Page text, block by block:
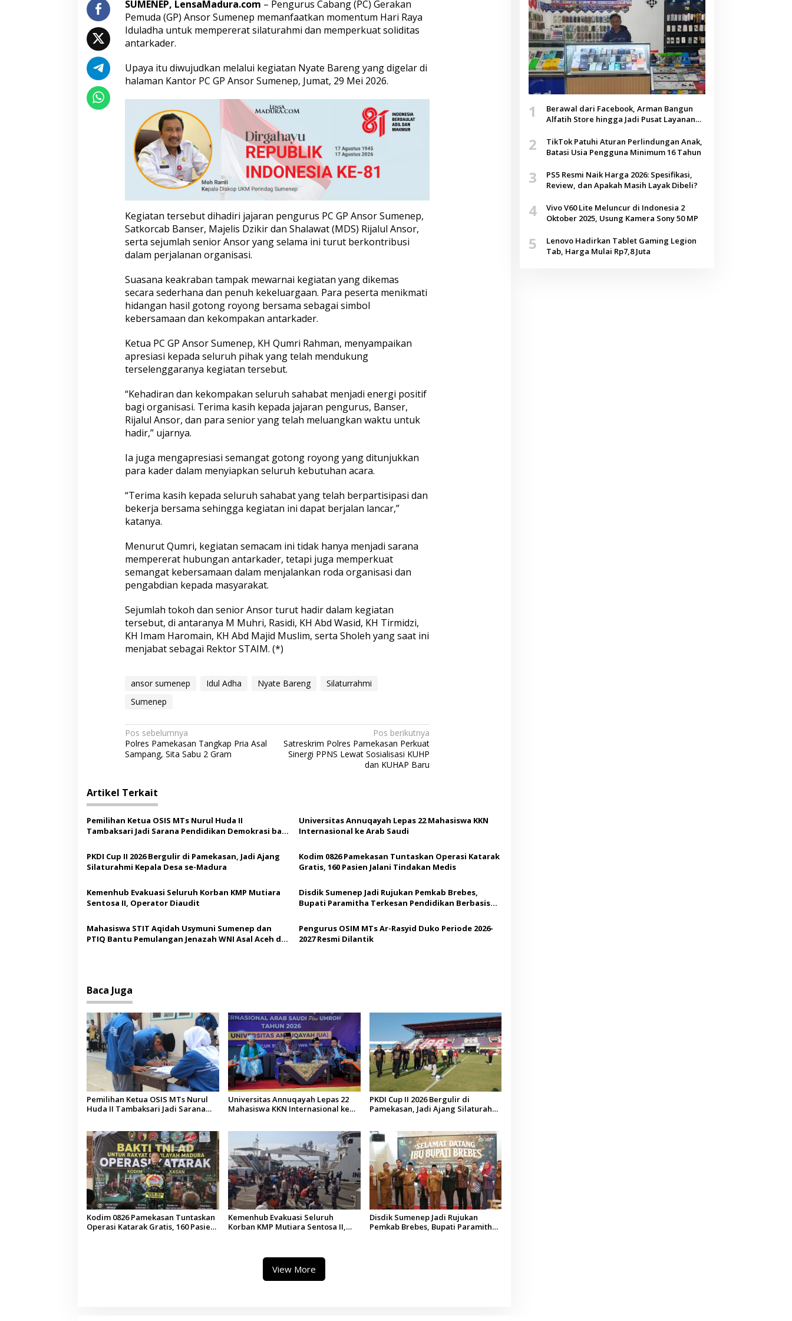
a
h
m
i
n
S
i
d
i
t
a
s
K
a
d
r
SUMENEP, LensaMadura.com – Pengurus Cabang (PC) Gerakan
Pemuda (GP) Ansor Sumenep memanfaatkan momentum Hari Raya
Iduladha untuk mempererat silaturahmi dan memperkuat soliditas
antarkader.
Upaya itu diwujudkan melalui kegiatan Nyate Bareng yang digelar di
halaman Kantor PC GP Ansor Sumenep, Jumat, 29 Mei 2026.
Kegiatan tersebut dihadiri jajaran pengurus PC GP Ansor Sumenep,
Satkorcab Banser, Majelis Dzikir dan Shalawat (MDS) Rijalul Ansor,
serta sejumlah senior Ansor yang selama ini turut berkontribusi
dalam perjalanan organisasi.
Suasana keakraban tampak mewarnai kegiatan yang dikemas
secara sederhana dan penuh kekeluargaan. Para peserta menikmati
hidangan hasil gotong royong bersama sebagai simbol
kebersamaan dan kekompakan antarkader.
Ketua PC GP Ansor Sumenep, KH Qumri Rahman, menyampaikan
apresiasi kepada seluruh pihak yang telah mendukung
terselenggaranya kegiatan tersebut.
“Kehadiran dan kekompakan seluruh sahabat menjadi energi positif
bagi organisasi. Terima kasih kepada jajaran pengurus, Banser,
Rijalul Ansor, dan para senior yang telah meluangkan waktu untuk
hadir,” ujarnya.
Ia juga mengapresiasi semangat gotong royong yang ditunjukkan
para kader dalam menyiapkan seluruh kebutuhan acara.
“Terima kasih kepada seluruh sahabat yang telah berpartisipasi dan
bekerja bersama sehingga kegiatan ini dapat berjalan lancar,”
katanya.
Menurut Qumri, kegiatan semacam ini tidak hanya menjadi sarana
mempererat hubungan antarkader, tetapi juga memperkuat
semangat kebersamaan dalam menjalankan roda organisasi dan
pengabdian kepada masyarakat.
Sejumlah tokoh dan senior Ansor turut hadir dalam kegiatan
tersebut, di antaranya M Muhri, Rasidi, KH Abd Wasid, KH Tirmidzi,
KH Imam Haromain, KH Abd Majid Muslim, serta Sholeh yang saat ini
menjabat sebagai Rektor STAIM. (*)
ansor sumenep Idul Adha Nyate Bareng
Silaturrahmi
Sumenep
N
a
i
g
a
s
i
p
o
s
Pos sebelumnya
Polres Pamekasan Tangkap Pria Asal
Sampang, Sita Sabu 2 Gram
Pos berikutnya
Satreskrim Polres Pamekasan Perkuat
Sinergi PPNS Lewat Sosialisasi KUHP
dan KUHAP Baru
Artikel Terkait
Pemilihan Ketua OSIS MTs Nurul Huda II
Tambaksari Jadi Sarana Pendidikan Demokrasi bagi
Universitas Annuqayah Lepas 22 Mahasiswa KKN
Internasional ke Arab Saudi
PKDI Cup II 2026 Bergulir di Pamekasan, Jadi Ajang
Silaturahmi Kepala Desa se-Madura
Kodim 0826 Pamekasan Tuntaskan Operasi Katarak
Gratis, 160 Pasien Jalani Tindakan Medis
Kemenhub Evakuasi Seluruh Korban KMP Mutiara
Sentosa II, Operator Diaudit
Disdik Sumenep Jadi Rujukan Pemkab Brebes,
Bupati Paramitha Terkesan Pendidikan Berbasis
Mahasiswa STIT Aqidah Usymuni Sumenep dan
PTIQ Bantu Pemulangan Jenazah WNI Asal Aceh di
Pengurus OSIM MTs Ar-Rasyid Duko Periode 2026-
2027 Resmi Dilantik
Baca Juga
Pemilihan Ketua OSIS MTs Nurul
Huda II Tambaksari Jadi Sarana
Universitas Annuqayah Lepas 22
Mahasiswa KKN Internasional ke
PKDI Cup II 2026 Bergulir di
Pamekasan, Jadi Ajang Silaturahmi
Kodim 0826 Pamekasan Tuntaskan
Operasi Katarak Gratis, 160 Pasien
Kemenhub Evakuasi Seluruh
Korban KMP Mutiara Sentosa II,
Disdik Sumenep Jadi Rujukan
Pemkab Brebes, Bupati Paramitha
View More
1
Berawal dari Facebook, Arman Bangun
Alfatih Store hingga Jadi Pusat Layanan
2
TikTok Patuhi Aturan Perlindungan Anak,
Batasi Usia Pengguna Minimum 16 Tahun
3
PS5 Resmi Naik Harga 2026: Spesifikasi,
Review, dan Apakah Masih Layak Dibeli?
4
Vivo V60 Lite Meluncur di Indonesia 2
Oktober 2025, Usung Kamera Sony 50 MP
5
Lenovo Hadirkan Tablet Gaming Legion
Tab, Harga Mulai Rp7,8 Juta